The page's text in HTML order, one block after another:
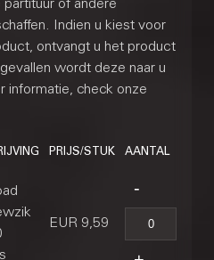
of andere
Indien u kiest voor
ontvangt u het product
wordt deze naar u
informatie, check onze
PRIJS/STUK AANTAL
EUR 9,59